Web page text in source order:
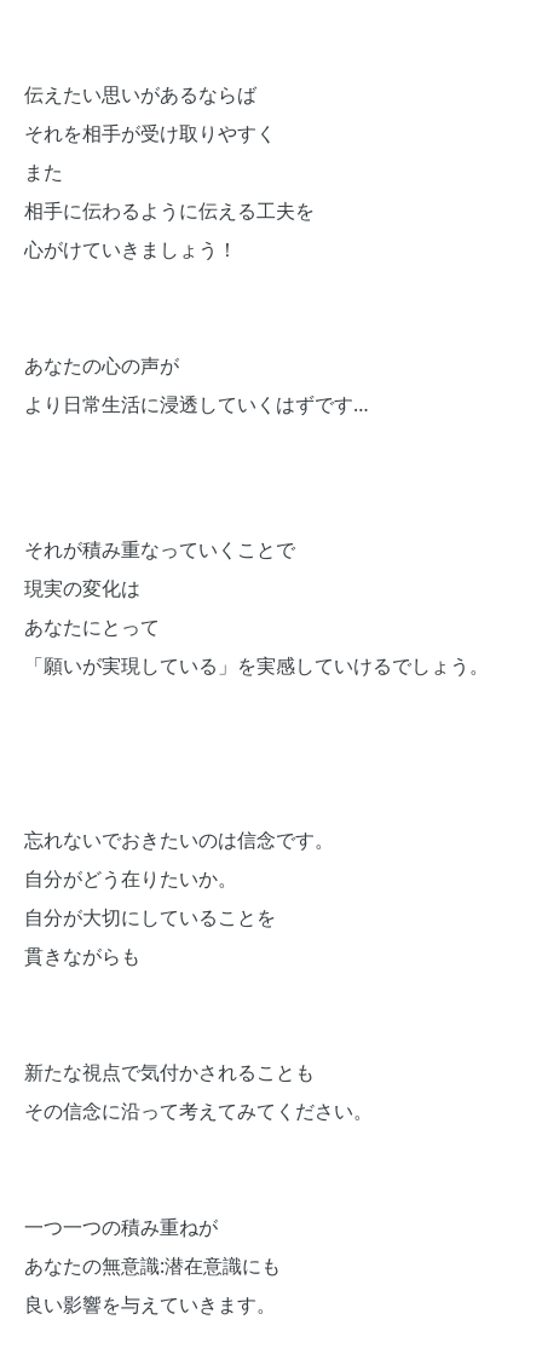
伝えたい思いがあるならば
それを相手が受け取りやすく
また
相手に伝わるように伝える工夫を
心がけていきましょう！
あなたの心の声が
より日常生活に浸透していくはずです…
それが積み重なっていくことで
現実の変化は
あなたにとって
「願いが実現している」を実感していけるでしょう。
忘れないでおきたいのは信念です。
自分がどう在りたいか。
自分が大切にしていることを
貫きながらも
新たな視点で気付かされることも
その信念に沿って考えてみてください。
一つ一つの積み重ねが
あなたの無意識:潜在意識にも
良い影響を与えていきます。